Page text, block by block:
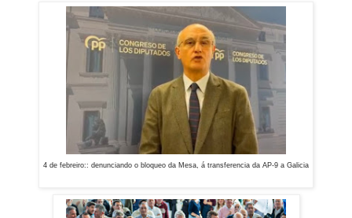
4 de febreiro:: denunciando o bloqueo da Mesa, á transferencia da AP-9 a Galicia